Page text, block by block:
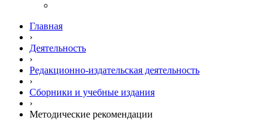
Главная
›
Деятельность
›
Редакционно-издательская деятельность
›
Сборники и учебные издания
›
Методические рекомендации